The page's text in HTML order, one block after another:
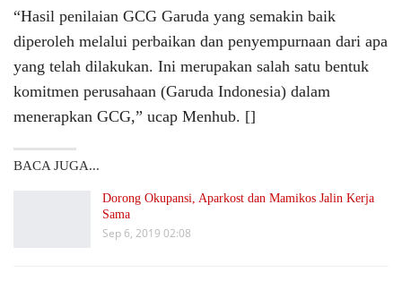
“Hasil penilaian GCG Garuda yang semakin baik
diperoleh melalui perbaikan dan penyempurnaan dari apa
yang telah dilakukan. Ini merupakan salah satu bentuk
komitmen perusahaan (Garuda Indonesia) dalam
menerapkan GCG,” ucap Menhub. []
BACA JUGA...
Dorong Okupansi, Aparkost dan Mamikos Jalin Kerja
Sama
Sep 6, 2019 02:08